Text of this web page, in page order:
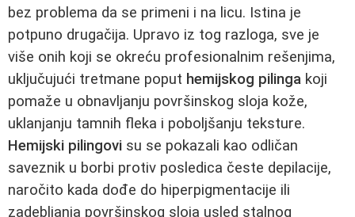
bez problema da se primeni i na licu. Istina je
potpuno drugačija. Upravo iz tog razloga, sve je
više onih koji se okreću profesionalnim rešenjima,
uključujući tretmane poput hemijskog pilinga koji
pomaže u obnavljanju površinskog sloja kože,
uklanjanju tamnih fleka i poboljšanju teksture.
Hemijski pilingovi su se pokazali kao odličan
saveznik u borbi protiv posledica česte depilacije,
naročito kada dođe do hiperpigmentacije ili
zadebljanja površinskog sloja usled stalnog